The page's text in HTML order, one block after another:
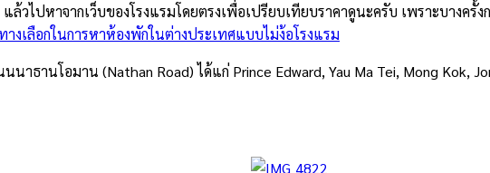
วไปหาจากเว็บของโรงแรมโดยตรงเพื่อเปรียบเทียบราคาดูนะครับ เพราะบางครั้
างเลือกในการหาห้องพักในต่างประเทศแบบไม่ง้อโรงแรม
าธานโอมาน (Nathan Road) ได้แก่ Prince Edward, Yau Ma Tei, Mong Kok,